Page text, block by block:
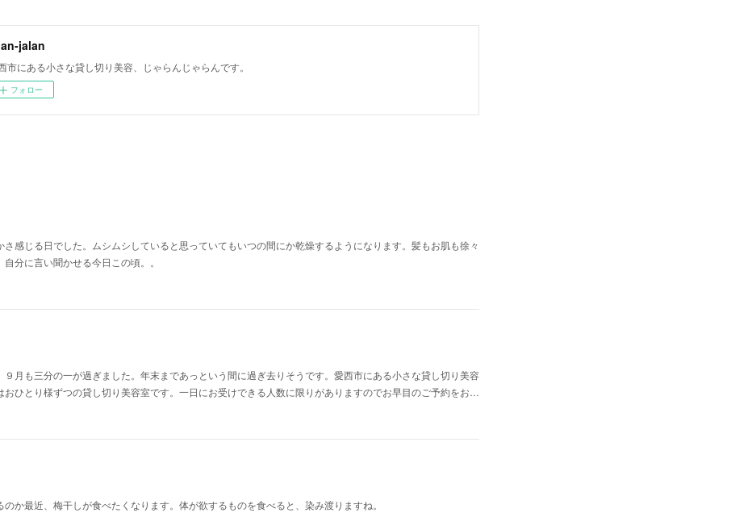
jalan
市にある小さな貸し切り美容、じゃらんじゃらんです。
フォロー
感じる日でした。ムシムシしていると思っていてもいつの間にか乾燥するようになります。髪もお肌も徐々
分に言い聞かせる今日この頃。。
９月も三分の一が過ぎました。年末まであっという間に過ぎ去りそうです。愛西市にある小さな貸し切り美容
おひとり様ずつの貸し切り美容室です。一日にお受けできる人数に限りがありますのでお早目のご予約をお…
か最近、梅干しが食べたくなります。体が欲するものを食べると、染み渡りますね。